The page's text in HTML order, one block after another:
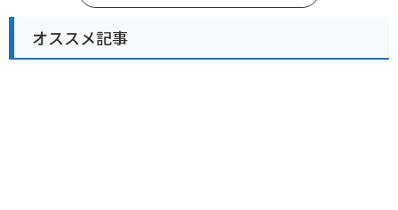
オススメ記事